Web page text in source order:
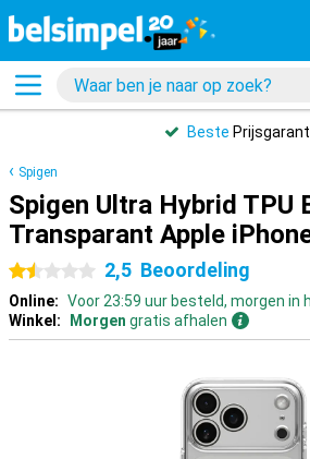
Beste
Spigen
Spigen Ultra Hybrid TPU
Transparant Apple
1.5 sterren
2,5 Beoordeling
Online: Voor 23:59 uur besteld, morgen in
Winkel:
Morgen gratis afhalen